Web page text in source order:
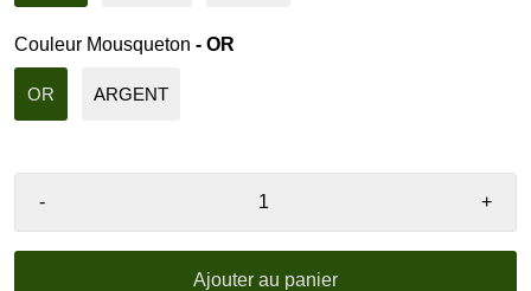
Couleur Mousqueton - OR
OR ARGENT
- +
Ajouter au panier